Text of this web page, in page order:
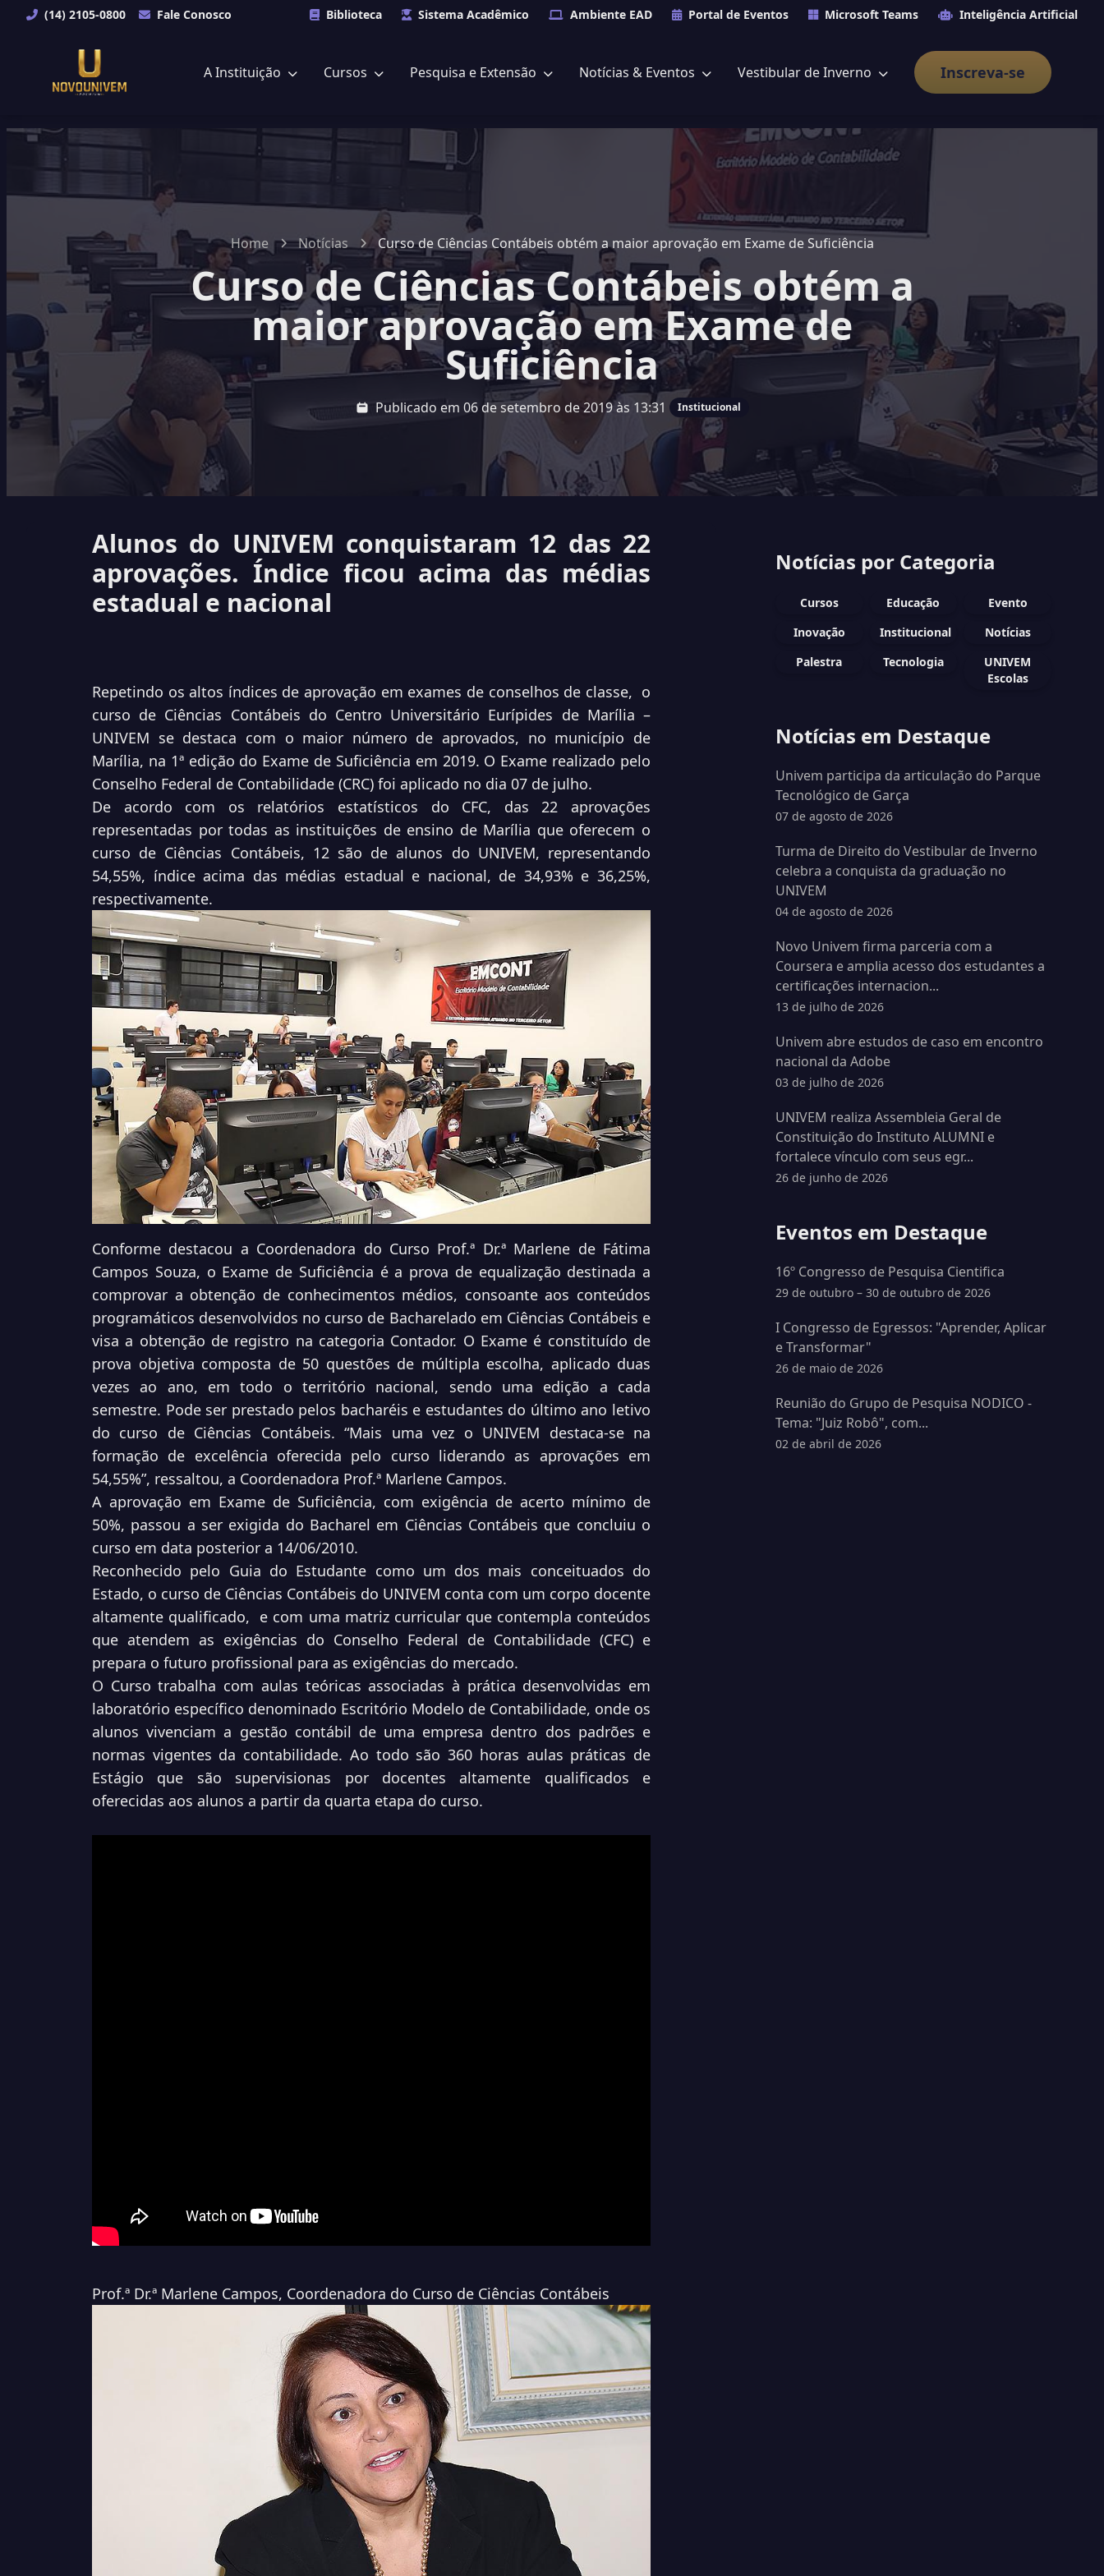
(14) 2105-0800 Fale Conosco Biblioteca Sistema Acadêmico Ambiente EAD Portal de Eventos Microsoft Teams Inteligência Artificial
A Instituição Cursos Pesquisa e Extensão Notícias & Eventos Vestibular de Inverno Inscreva-se
Home Notícias Curso de Ciências Contábeis obtém a maior aprovação em Exame de Suficiência
Curso de Ciências Contábeis obtém a
maior aprovação em Exame de
Suficiência
Publicado em 06 de setembro de 2019 às 13:31 Institucional
Alunos do UNIVEM conquistaram 12 das 22
aprovações. Índice ficou acima das médias
estadual e nacional
Repetindo os altos índices de aprovação em exames de conselhos de classe, o
curso de Ciências Contábeis do Centro Universitário Eurípides de Marília –
UNIVEM se destaca com o maior número de aprovados, no município de
Marília, na 1ª edição do Exame de Suficiência em 2019. O Exame realizado pelo
Conselho Federal de Contabilidade (CRC) foi aplicado no dia 07 de julho.
De acordo com os relatórios estatísticos do CFC, das 22 aprovações
representadas por todas as instituições de ensino de Marília que oferecem o
curso de Ciências Contábeis, 12 são de alunos do UNIVEM, representando
54,55%, índice acima das médias estadual e nacional, de 34,93% e 36,25%,
respectivamente.
Conforme destacou a Coordenadora do Curso Prof.ª Dr.ª Marlene de Fátima
Campos Souza, o Exame de Suficiência é a prova de equalização destinada a
comprovar a obtenção de conhecimentos médios, consoante aos conteúdos
programáticos desenvolvidos no curso de Bacharelado em Ciências Contábeis e
visa a obtenção de registro na categoria Contador. O Exame é constituído de
prova objetiva composta de 50 questões de múltipla escolha, aplicado duas
vezes ao ano, em todo o território nacional, sendo uma edição a cada
semestre. Pode ser prestado pelos bacharéis e estudantes do último ano letivo
do curso de Ciências Contábeis. “Mais uma vez o UNIVEM destaca-se na
formação de excelência oferecida pelo curso liderando as aprovações em
54,55%”, ressaltou, a Coordenadora Prof.ª Marlene Campos.
A aprovação em Exame de Suficiência, com exigência de acerto mínimo de
50%, passou a ser exigida do Bacharel em Ciências Contábeis que concluiu o
curso em data posterior a 14/06/2010.
Reconhecido pelo Guia do Estudante como um dos mais conceituados do
Estado, o curso de Ciências Contábeis do UNIVEM conta com um corpo docente
altamente qualificado, e com uma matriz curricular que contempla conteúdos
que atendem as exigências do Conselho Federal de Contabilidade (CFC) e
prepara o futuro profissional para as exigências do mercado.
O Curso trabalha com aulas teóricas associadas à prática desenvolvidas em
laboratório específico denominado Escritório Modelo de Contabilidade, onde os
alunos vivenciam a gestão contábil de uma empresa dentro dos padrões e
normas vigentes da contabilidade. Ao todo são 360 horas aulas práticas de
Estágio que são supervisionas por docentes altamente qualificados e
oferecidas aos alunos a partir da quarta etapa do curso.
Prof.ª Dr.ª Marlene Campos, Coordenadora do Curso de Ciências Contábeis
Notícias por Categoria
Cursos Educação
Evento
Inovação
Institucional
Notícias
Palestra
Tecnologia
UNIVEM
Escolas
Notícias em Destaque
Univem participa da articulação do Parque
Tecnológico de Garça
07 de agosto de 2026
Turma de Direito do Vestibular de Inverno
celebra a conquista da graduação no
UNIVEM
04 de agosto de 2026
Novo Univem firma parceria com a
Coursera e amplia acesso dos estudantes a
certificações internacion...
13 de julho de 2026
Univem abre estudos de caso em encontro
nacional da Adobe
03 de julho de 2026
UNIVEM realiza Assembleia Geral de
Constituição do Instituto ALUMNI e
fortalece vínculo com seus egr...
26 de junho de 2026
Eventos em Destaque
16º Congresso de Pesquisa Cientifica
29 de outubro – 30 de outubro de 2026
I Congresso de Egressos: "Aprender, Aplicar
e Transformar"
26 de maio de 2026
Reunião do Grupo de Pesquisa NODICO -
Tema: "Juiz Robô", com...
02 de abril de 2026